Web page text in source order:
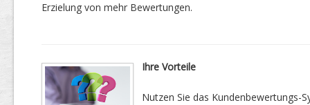
Erzielung von mehr Bewertungen.
Ihre Vorteile
Nutzen Sie das Kundenbewertungs-